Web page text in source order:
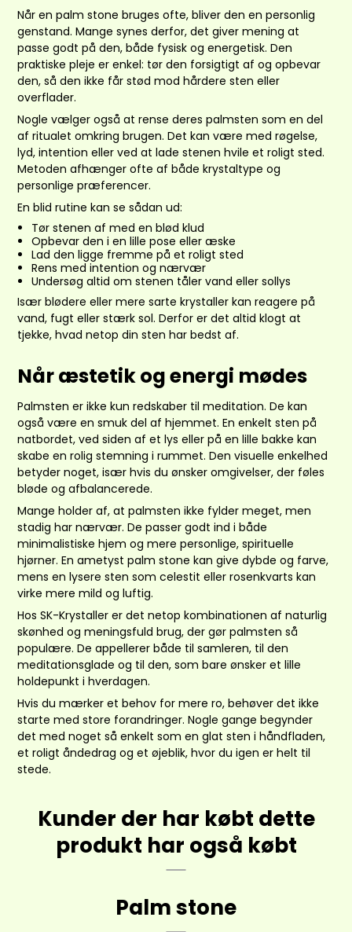
Når en palm stone bruges ofte, bliver den en personlig
genstand. Mange synes derfor, det giver mening at
passe godt på den, både fysisk og energetisk. Den
praktiske pleje er enkel: tør den forsigtigt af og opbevar
den, så den ikke får stød mod hårdere sten eller
overflader.
Nogle vælger også atrense deres palmsten som en del
af ritualet omkring brugen. Det kan være med røgelse,
lyd, intention eller ved at lade stenen hvile et roligt sted.
Metoden afhænger ofte af både krystaltype og
personlige præferencer.
En blid rutine kan se sådan ud:
Tør stenen af med en blød klud
Opbevar den i en lille pose eller æske
Lad den ligge fremme på et roligt sted
Rens med intention og nærvær
Undersøg altid om stenen tåler vand eller sollys
Især blødere eller mere sarte krystaller kan reagere på
vand, fugt eller stærk sol. Derfor er det altid klogt at
tjekke, hvad netop din sten har bedst af.
Når æstetik og energi mødes
Palmsten er ikke kun redskaber til meditation. De kan
også være en smuk del af hjemmet. En enkelt sten på
natbordet, ved siden af et lys eller på en lille bakke kan
skabe en rolig stemning i rummet. Den visuelle enkelhed
betyder noget, især hvis du ønsker omgivelser, der føles
bløde og afbalancerede.
Mange holder af, at palmsten ikke fylder meget, men
stadig har nærvær. De passer godt ind i både
minimalistiske hjem og mere personlige, spirituelle
hjørner. En ametyst palm stone kan give dybde og farve,
mens en lysere sten som celestit eller rosenkvarts kan
virke mere mild og luftig.
Hos SK-Krystaller er det netop kombinationen af naturlig
skønhed og meningsfuld brug, der gør palmsten så
populære. De appellerer både til samleren, til den
meditationsglade og til den, som bare ønsker et lille
holdepunkt i hverdagen.
Hvis du mærker et behov for mere ro, behøver det ikke
starte med store forandringer. Nogle gange begynder
det med noget så enkelt som en glat sten i håndfladen,
et roligt åndedrag og et øjeblik, hvor du igen er helt til
stede.
Kunder der har købt dette
produkt har også købt
Palm stone